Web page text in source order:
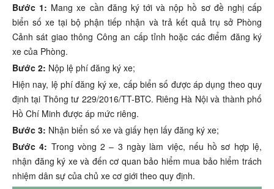
Bước 1: Mang xe cần đăng ký tới và nộp hồ sơ đề nghị cấp
biển số xe tại bộ phận tiếp nhận và trả kết quả trụ sở Phòng
Cảnh sát giao thông Công an cấp tỉnh hoặc các điểm đăng ký
xe của Phòng.
Bước 2: Nộp lệ phí đăng ký xe;
Hiện nay, lệ phí đăng ký xe, cấp biển số được áp dụng theo quy
định tại Thông tư 229/2016/TT-BTC. Riêng Hà Nội và thành phố
Hồ Chí Minh được áp mức riêng.
Bước 3: Nhận biển số xe và giấy hẹn lấy đăng ký xe;
Bước 4: Trong vòng 2 – 3 ngày làm việc, nếu hồ sơ hợp lệ,
nhận đăng ký xe và đến cơ quan bảo hiểm mua bảo hiểm trách
nhiệm dân sự của chủ xe cơ giới theo quy định.